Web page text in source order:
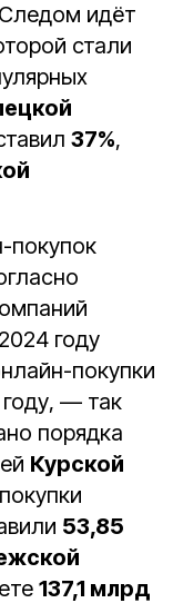
идёт
стали
37%,
покупок
году
покупки
— так
порядка
Курской
53,85
137,1 млрд